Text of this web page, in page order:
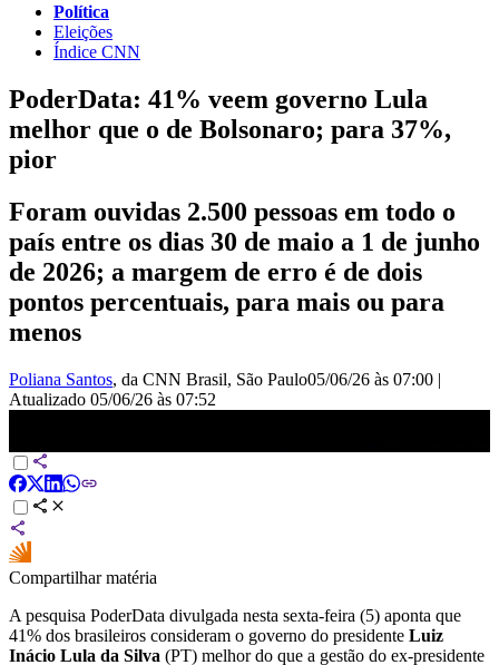
Política
Eleições
Índice CNN
PoderData: 41% veem governo Lula
melhor que o de Bolsonaro; para 37%,
pior
Foram ouvidas 2.500 pessoas em todo o
país entre os dias 30 de maio a 1 de junho
de 2026; a margem de erro é de dois
pontos percentuais, para mais ou para
menos
Poliana Santos, da CNN Brasil, São Paulo05/06/26 às 07:00 |
Atualizado 05/06/26 às 07:52
Compartilhar matéria
A pesquisa PoderData divulgada nesta sexta-feira (5) aponta que
41% dos brasileiros consideram o governo do presidente Luiz
Inácio Lula da Silva (PT) melhor do que a gestão do ex-presidente